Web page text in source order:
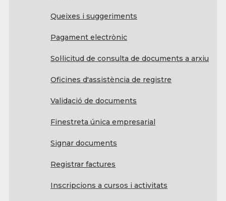
Queixes i suggeriments
Pagament electrònic
Sol·licitud de consulta de documents a arxiu
Oficines d'assistència de registre
Validació de documents
Finestreta única empresarial
Signar documents
Registrar factures
Inscripcions a cursos i activitats